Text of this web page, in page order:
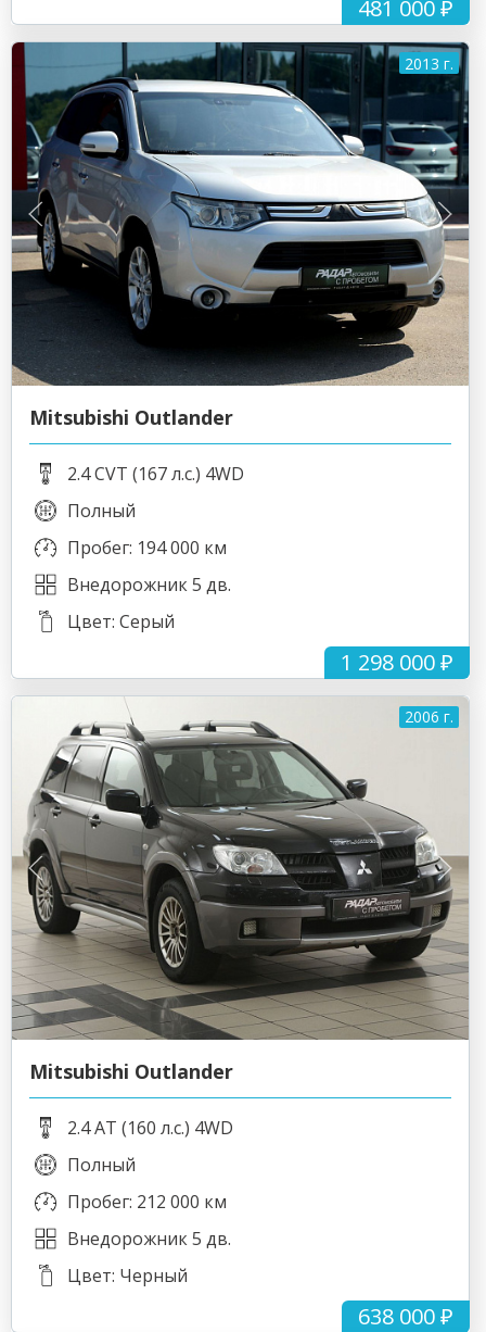
481 000 ₽
2013 г.
1 298 000 ₽
Mitsubishi Outlander
2.4 CVT (167 л.с.) 4WD
Полный
Пробег: 194 000 км
Внедорожник 5 дв.
Цвет: Серый
2006 г.
638 000 ₽
Mitsubishi Outlander
2.4 AT (160 л.с.) 4WD
Полный
Пробег: 212 000 км
Внедорожник 5 дв.
Цвет: Черный